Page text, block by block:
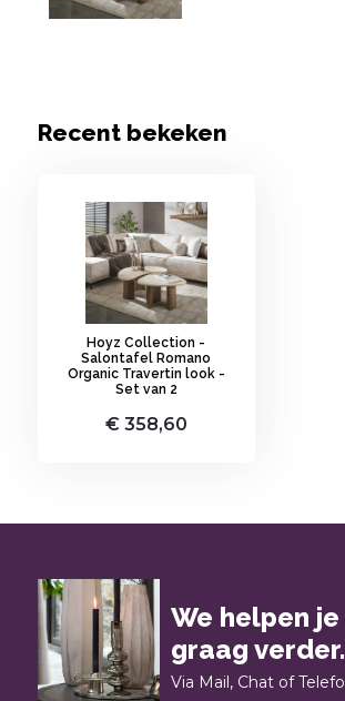
Recent bekeken
Hoyz Collection -
Salontafel Romano
Organic Travertin look -
Set van 2
€ 358,60
We helpen je
graag verder.
Via Mail, Chat of